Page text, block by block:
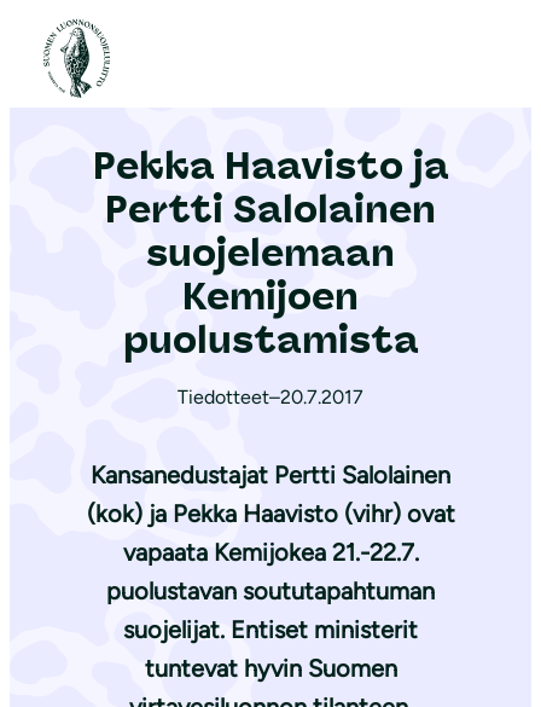
Etusivu
Pekka Haavisto ja
Pertti Salolainen
suojelemaan
Kemijoen
puolustamista
Tiedotteet–20.7.2017
Kansanedustajat Pertti Salolainen
(kok) ja Pekka Haavisto (vihr) ovat
vapaata Kemijokea 21.-22.7.
puolustavan soututapahtuman
suojelijat. Entiset ministerit
tuntevat hyvin Suomen